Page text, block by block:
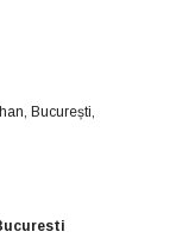
București,